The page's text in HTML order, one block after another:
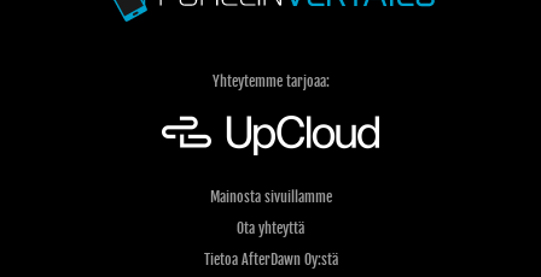
Yhteytemme tarjoaa:
Mainosta sivuillamme
Ota yhteyttä
Tietoa AfterDawn Oy:stä